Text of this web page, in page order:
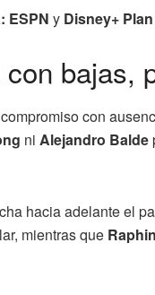
ESPN y Disney+
bajas,
con
ni Alejandro Balde
hacia adelante el
mientras que